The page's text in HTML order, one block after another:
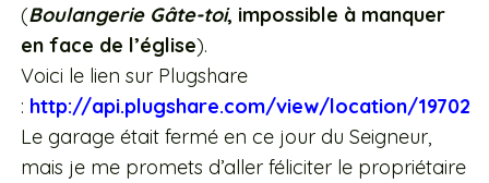
(Boulangerie Gâte-toi, impossible à manquer
en face de l’église).
Voici le lien sur Plugshare
: http://api.plugshare.com/view/location/19702
Le garage était fermé en ce jour du Seigneur,
mais je me promets d’aller féliciter le propriétaire